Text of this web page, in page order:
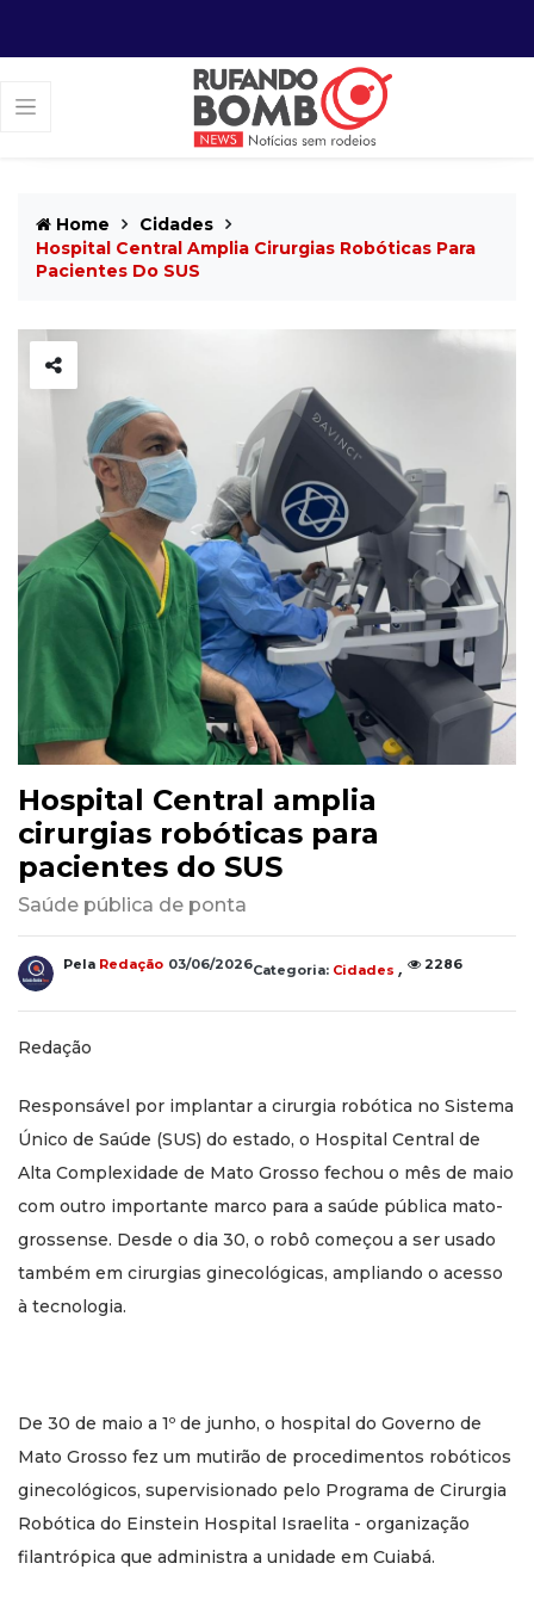
Home
Cidades
Hospital Central Amplia Cirurgias Robóticas Para
Pacientes Do SUS
Hospital Central amplia
cirurgias robóticas para
pacientes do SUS
Saúde pública de ponta
Pela Redação 03/06/2026Categoria: Cidades , 2286
Redação
Responsável por implantar a cirurgia robótica no Sistema
Único de Saúde (SUS) do estado, o Hospital Central de
Alta Complexidade de Mato Grosso fechou o mês de maio
com outro importante marco para a saúde pública mato-
grossense. Desde o dia 30, o robô começou a ser usado
também em cirurgias ginecológicas, ampliando o acesso
à tecnologia.
De 30 de maio a 1º de junho, o hospital do Governo de
Mato Grosso fez um mutirão de procedimentos robóticos
ginecológicos, supervisionado pelo Programa de Cirurgia
Robótica do Einstein Hospital Israelita - organização
filantrópica que administra a unidade em Cuiabá.